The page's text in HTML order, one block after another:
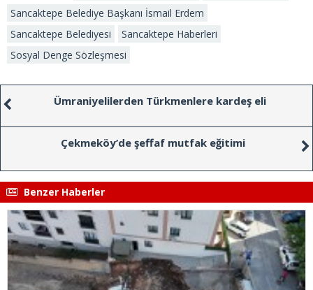
Sancaktepe Belediye Başkanı İsmail Erdem
Sancaktepe Belediyesi
Sancaktepe Haberleri
Sosyal Denge Sözleşmesi
Ümraniyelilerden Türkmenlere kardeş eli
Çekmeköy’de şeffaf mutfak eğitimi
Benzer Haberler